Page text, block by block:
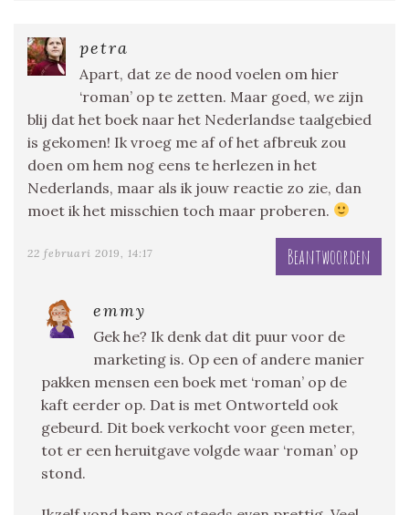
petra
Apart, dat ze de nood voelen om hier
‘roman’ op te zetten. Maar goed, we zijn
blij dat het boek naar het Nederlandse taalgebied
is gekomen! Ik vroeg me af of het afbreuk zou
doen om hem nog eens te herlezen in het
Nederlands, maar als ik jouw reactie zo zie, dan
moet ik het misschien toch maar proberen.
22 februari 2019, 14:17 Beantwoorden
emmy
Gek he? Ik denk dat dit puur voor de
marketing is. Op een of andere manier
pakken mensen een boek met ‘roman’ op de
kaft eerder op. Dat is met Ontworteld ook
gebeurd. Dit boek verkocht voor geen meter,
tot er een heruitgave volgde waar ‘roman’ op
stond.